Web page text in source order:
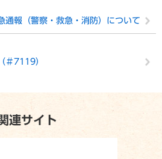
通報（警察・救急・消防）について
＃7119）
連サイト